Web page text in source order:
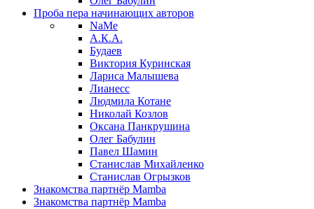
Проба пера начинающих авторов
NaMe
А.К.А.
Будаев
Виктория Куринская
Лариса Малышева
Лианесс
Людмила Котане
Николай Козлов
Оксана Панкрушина
Олег Бабулин
Павел Шамин
Станислав Михайленко
Станислав Огрызков
Знакомства партнёр Mamba
Знакомства партнёр Mamba